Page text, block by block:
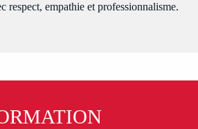
respect, empathie et professionnalisme.